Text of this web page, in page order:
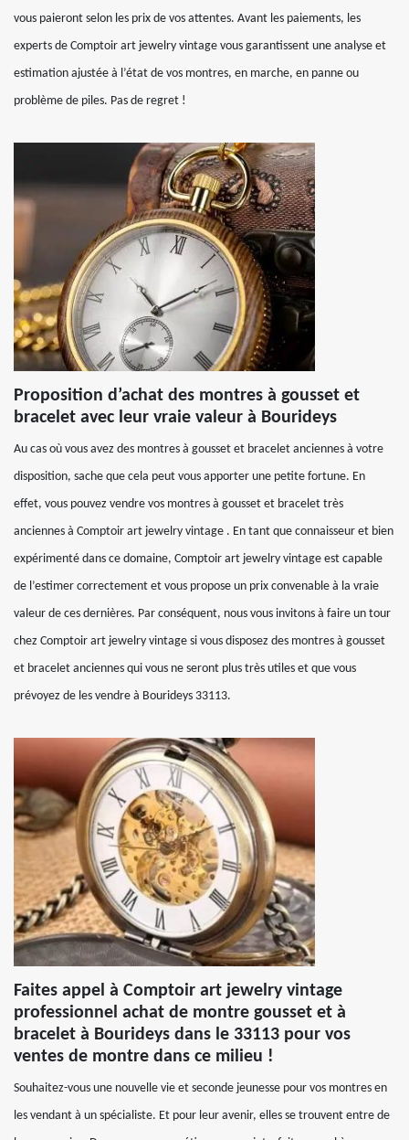
vous paieront selon les prix de vos attentes. Avant les paiements, les
experts de Comptoir art jewelry vintage vous garantissent une analyse et
estimation ajustée à l’état de vos montres, en marche, en panne ou
problème de piles. Pas de regret !
Proposition d’achat des montres à gousset et
bracelet avec leur vraie valeur à Bourideys
Au cas où vous avez des montres à gousset et bracelet anciennes à votre
disposition, sache que cela peut vous apporter une petite fortune. En
effet, vous pouvez vendre vos montres à gousset et bracelet très
anciennes à Comptoir art jewelry vintage . En tant que connaisseur et bien
expérimenté dans ce domaine, Comptoir art jewelry vintage est capable
de l’estimer correctement et vous propose un prix convenable à la vraie
valeur de ces dernières. Par conséquent, nous vous invitons à faire un tour
chez Comptoir art jewelry vintage si vous disposez des montres à gousset
et bracelet anciennes qui vous ne seront plus très utiles et que vous
prévoyez de les vendre à Bourideys 33113.
Faites appel à Comptoir art jewelry vintage
professionnel achat de montre gousset et à
bracelet à Bourideys dans le 33113 pour vos
ventes de montre dans ce milieu !
Souhaitez-vous une nouvelle vie et seconde jeunesse pour vos montres en
les vendant à un spécialiste. Et pour leur avenir, elles se trouvent entre de